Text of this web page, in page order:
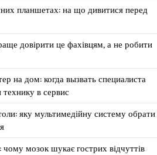
планшетах: на що дивитися перед
довірити це фахівцям, а не робити
на дом: когда вызвать специалиста
в сервис
яку мультимедійну систему обрати
чому мозок шукає гострих відчуттів